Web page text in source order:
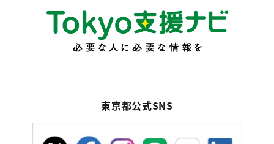
東京都公式SNS